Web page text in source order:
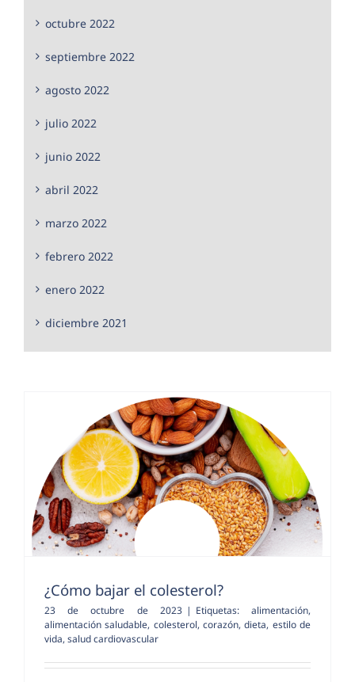
¿Cómo bajar el colesterol?
23 de octubre de 2023 | Etiquetas:alimentación,
alimentación saludable, colesterol,corazón,dieta, estilo de
vida, salud cardiovascular
octubre 2022
septiembre 2022
agosto 2022
julio 2022
junio 2022
abril 2022
marzo 2022
febrero 2022
enero 2022
diciembre 2021